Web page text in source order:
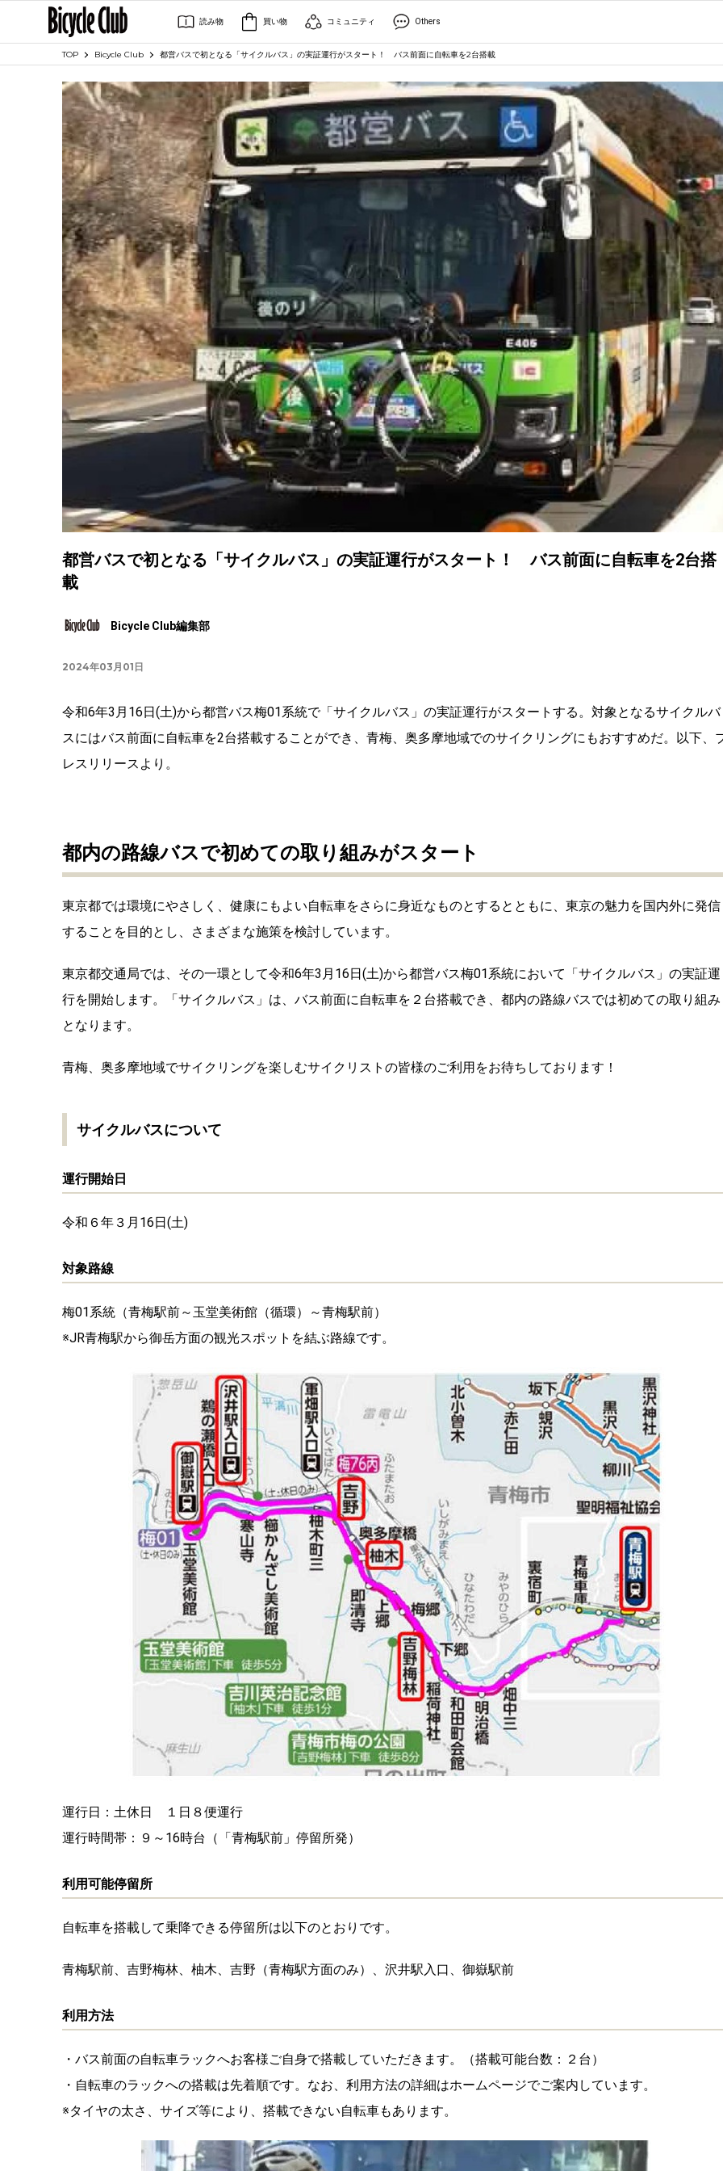
読み物 買い物 コミュニティ Others
TOP Bicycle Club 都営バスで初となる「サイクルバス」の実証運行がスタート！ バス前面に自転車を2台搭載
都営バスで初となる「サイクルバス」の実証運行がスタート！ バス前面に自転車を2台搭
載
Bicycle Club編集部
2024年03月01日
令和6年3月16日(土)から都営バス梅01系統で「サイクルバス」の実証運行がスタートする。対象となるサイクルバ
スにはバス前面に自転車を2台搭載することができ、青梅、奥多摩地域でのサイクリングにもおすすめだ。以下、
レスリリースより。
都内の路線バスで初めての取り組みがスタート
東京都では環境にやさしく、健康にもよい自転車をさらに身近なものとするとともに、東京の魅力を国内外に発信
することを目的とし、さまざまな施策を検討しています。
東京都交通局では、その一環として令和6年3月16日(土)から都営バス梅01系統において「サイクルバス」の実証運
行を開始します。「サイクルバス」は、バス前面に自転車を２台搭載でき、都内の路線バスでは初めての取り組み
となります。
青梅、奥多摩地域でサイクリングを楽しむサイクリストの皆様のご利用をお待ちしております！
サイクルバスについて
運行開始日
令和６年３月16日(土)
対象路線
梅01系統（青梅駅前～玉堂美術館（循環）～青梅駅前）
※JR青梅駅から御岳方面の観光スポットを結ぶ路線です。
運行日：土休日 １日８便運行
運行時間帯：９～16時台（「青梅駅前」停留所発）
利用可能停留所
自転車を搭載して乗降できる停留所は以下のとおりです。
青梅駅前、吉野梅林、柚木、吉野（青梅駅方面のみ）、沢井駅入口、御嶽駅前
利用方法
・バス前面の自転車ラックへお客様ご自身で搭載していただきます。（搭載可能台数：２台）
・自転車のラックへの搭載は先着順です。なお、利用方法の詳細はホームページでご案内しています。
※タイヤの太さ、サイズ等により、搭載できない自転車もあります。